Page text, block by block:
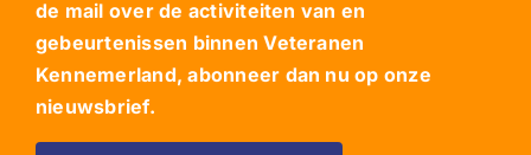
de mail over de activiteiten van en
gebeurtenissen binnen Veteranen
Kennemerland, abonneer dan nu op onze
nieuwsbrief.